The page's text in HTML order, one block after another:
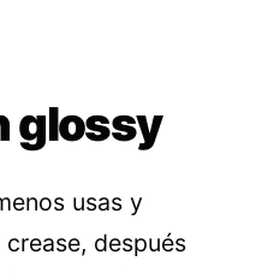
glossy
usas y
después